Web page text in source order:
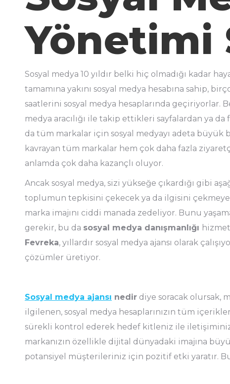
Yönetimi
Sosyal medya 10 yıldır belki hiç olmadığı kadar
tamamına yakını sosyal medya hesabına sahip,
saatlerini sosyal medya hesaplarında geçiriyorlar.
medya aracılığı ile takip ettikleri sayfalardan ya
da tüm markalar için sosyal medyayı adeta büyük
kavrayan tüm markalar hem çok daha fazla
anlamda çok daha kazançlı oluyor.
Ancak sosyal medya, sizi yükseğe çıkardığı gibi
toplumun tepkisini çekecek ya da ilgisini
marka imajını ciddi manada zedeliyor. Bunu
gerekir, bu da sosyal medya danışmanlığı
Fevreka, yıllardır sosyal medya ajansı olarak
çözümler üretiyor.
Sosyal medya ajansı nedir diye soracak olursak,
ilgilenen, sosyal medya hesaplarınızın tüm
sürekli kontrol ederek hedef kitleniz ile iletişiminizi
markanızın özellikle dijital dünyadaki imajına
potansiyel müşterileriniz için pozitif etki yaratır.